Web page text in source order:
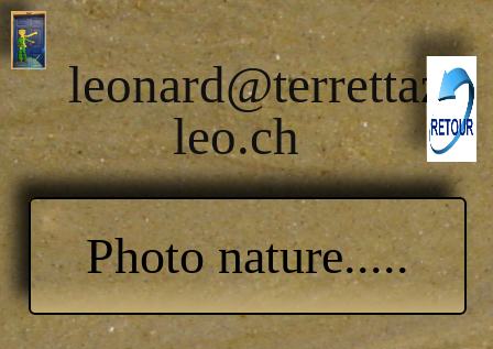
leonard@terrettaz-
leo.ch
Photo nature.....